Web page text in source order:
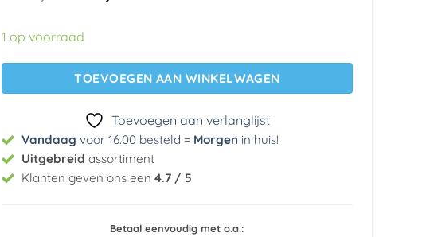
prijs
was:
€ 29,95.
1 op voorraad
TOEVOEGEN AAN WINKELWAGEN
Toevoegen aan verlanglijst
Vandaag voor 16.00 besteld = Morgen in huis!
Uitgebreid assortiment
Klanten geven ons een 4.7 / 5
Betaal eenvoudig met o.a.: